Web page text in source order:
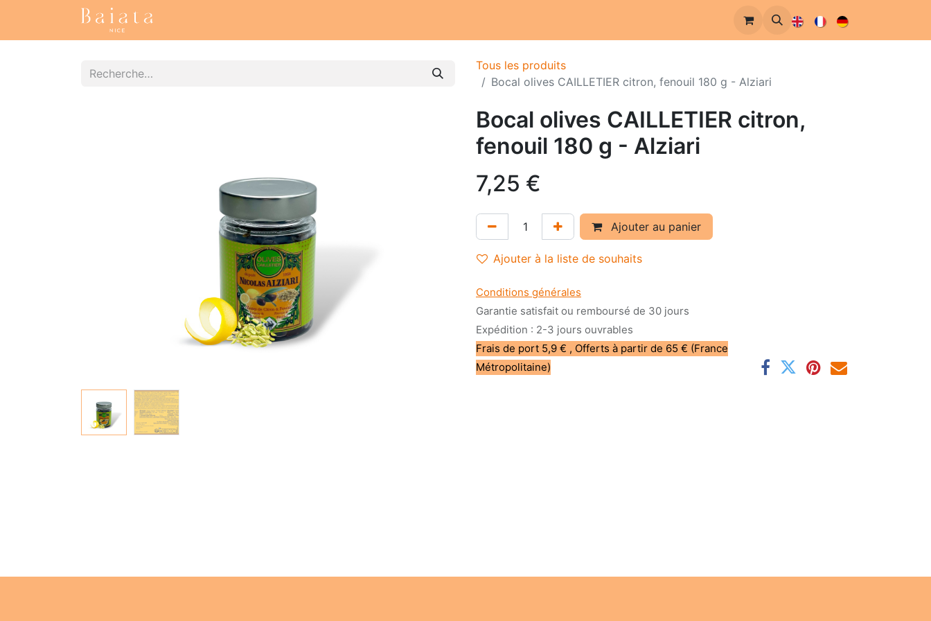
Tous les produits
Bocal olives CAILLETIER citron, fenouil 180 g - Alziari
Bocal olives CAILLETIER citron,
fenouil 180 g - Alziari
7,25 €
Ajouter au panier
Ajouter à la liste de souhaits
Conditions générales
Garantie satisfait ou remboursé de 30 jours
Expédition : 2-3 jours ouvrables
Frais de port 5,9 € , Offerts à partir de 65 € (France
Métropolitaine)